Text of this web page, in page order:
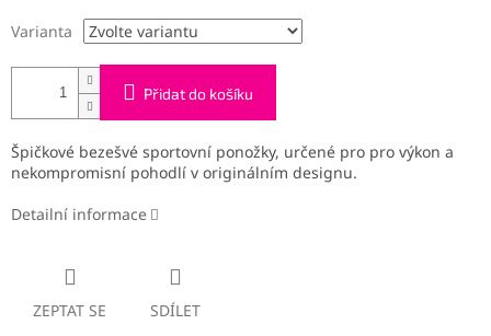
Varianta
Přidat do košíku
Špičkové bezešvé sportovní ponožky, určené pro pro výkon a
nekompromisní pohodlí v originálním designu.
Detailní informace
ZEPTAT SE SDÍLET